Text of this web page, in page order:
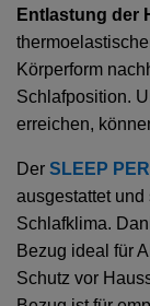
Entlastung der
Körperform
Schlafposition.
erreichen,
Der SLEEP
ausgestattet
Schlafklima.
Bezug ideal für
Schutz vor